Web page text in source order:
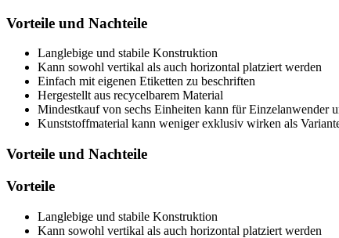
Vorteile und Nachteile
Langlebige und stabile Konstruktion
Kann sowohl vertikal als auch horizontal platziert werden
Einfach mit eigenen Etiketten zu beschriften
Hergestellt aus recycelbarem Material
Mindestkauf von sechs Einheiten kann für Einzelanwender
Kunststoffmaterial kann weniger exklusiv wirken als
Vorteile und Nachteile
Vorteile
Langlebige und stabile Konstruktion
Kann sowohl vertikal als auch horizontal platziert werden